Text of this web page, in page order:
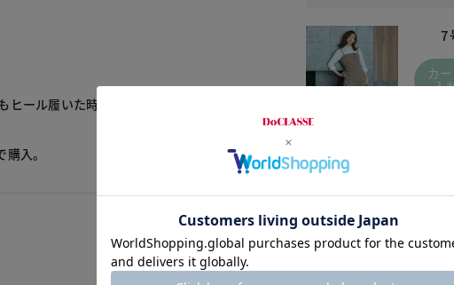
ール履いた時の理想の長さで良かった
入。
7
カ
入
交換・返品はお気軽に
△：残りわずか